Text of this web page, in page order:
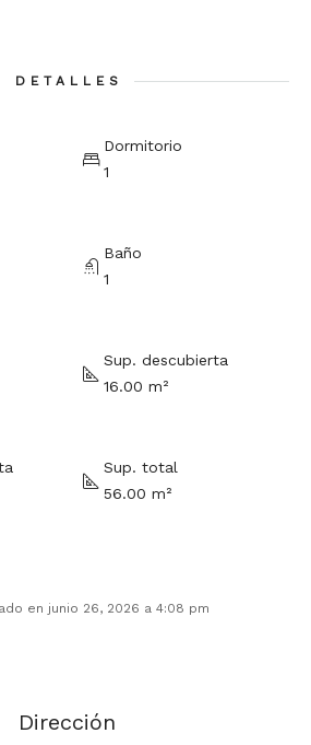
DETALLES
Dormitorio
1
Baño
1
Sup. descubierta
16.00 m²
Sup. total
56.00 m²
en junio 26, 2026 a 4:08 pm
Dirección